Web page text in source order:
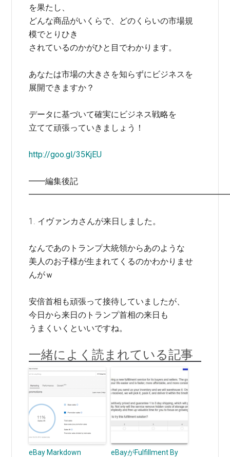
を果たし、
どんな商品がいくらで、どのくらいの市場規
模でとりひき
されているのかがひと目でわかります。
あなたは市場の大きさを知らずにビジネスを
展開できますか？
データに基づいて確実にビジネス戦略を
立てて頑張っていきましょう！
http://goo.gl/35KjEU
━━編集後記
1. イヴァンカさんが来日しました。
なんであのトランプ大統領からあのような
美人のお子様が生まれてくるのかわかりませ
んがｗ
安倍首相も頑張って接待していましたが、
今日から来日のトランプ首相の来日も
うまくいくといいですね。
一緒によく読まれている記事
eBay Markdown
eBayがFulfillment By